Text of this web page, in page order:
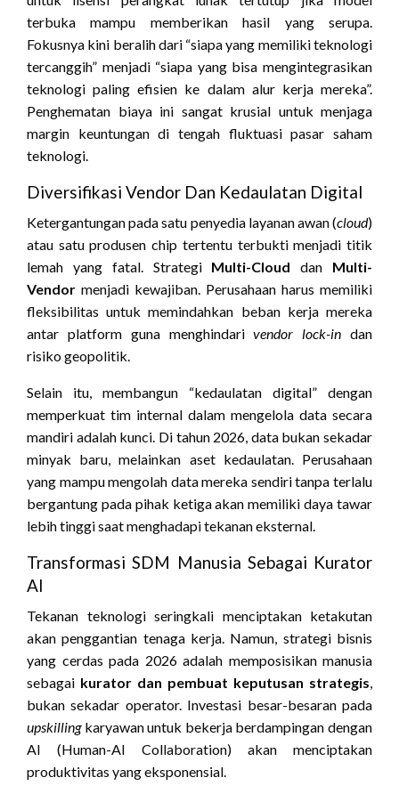
terbuka mampu memberikan hasil yang serupa.
Fokusnya kini beralih dari “siapa yang memiliki teknologi
tercanggih” menjadi “siapa yang bisa mengintegrasikan
teknologi paling efisien ke dalam alur kerja mereka”.
Penghematan biaya ini sangat krusial untuk menjaga
margin keuntungan di tengah fluktuasi pasar saham
teknologi.
Diversifikasi Vendor Dan Kedaulatan Digital
Ketergantungan pada satu penyedia layanan awan (cloud)
atau satu produsen chip tertentu terbukti menjadi titik
lemah yang fatal. Strategi Multi-Cloud dan Multi-
Vendor menjadi kewajiban. Perusahaan harus memiliki
fleksibilitas untuk memindahkan beban kerja mereka
antar platform guna menghindarivendor lock-in dan
risiko geopolitik.
Selain itu, membangun “kedaulatan digital” dengan
memperkuat tim internal dalam mengelola data secara
mandiri adalah kunci. Di tahun 2026, data bukan sekadar
minyak baru, melainkan aset kedaulatan. Perusahaan
yang mampu mengolah data mereka sendiri tanpa terlalu
bergantung pada pihak ketiga akan memiliki daya tawar
lebih tinggi saat menghadapi tekanan eksternal.
Transformasi SDM Manusia Sebagai Kurator
AI
Tekanan teknologi seringkali menciptakan ketakutan
akan penggantian tenaga kerja. Namun, strategi bisnis
yang cerdas pada 2026 adalah memposisikan manusia
sebagai kurator dan pembuat keputusan strategis,
bukan sekadar operator. Investasi besar-besaran pada
upskillingkaryawan untuk bekerja berdampingan dengan
AI (Human-AI Collaboration) akan menciptakan
produktivitas yang eksponensial.